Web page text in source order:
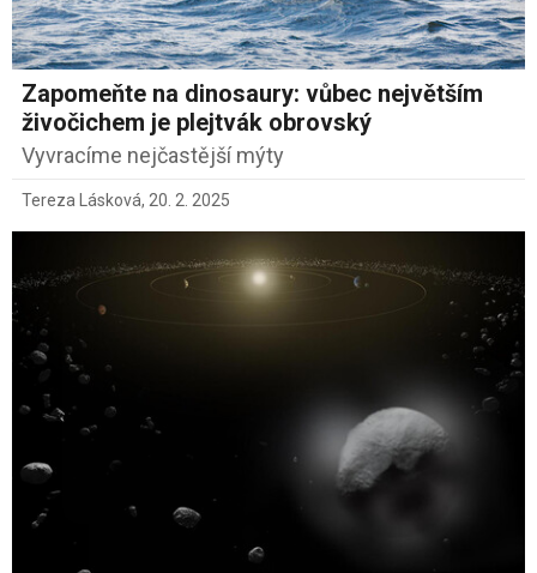
Zapomeňte na dinosaury: vůbec největším
živočichem je plejtvák obrovský
Vyvracíme nejčastější mýty
Tereza Lásková, 20. 2. 2025